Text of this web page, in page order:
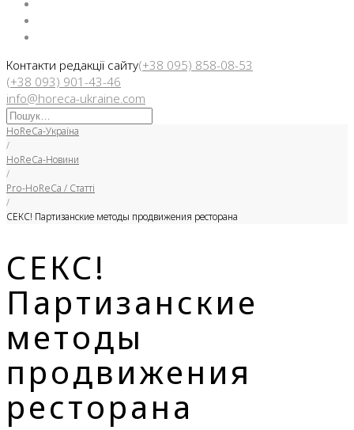
Контакти редакції сайту(+38 095) 858-08-53
(+38 093) 901-43-46
info@horeca-ukraine.com
Искать:
HoReCa-Україна
/
HoReCa-Новини
/
Pro-HoReCa / Статті
/
СЕКС! Партизанские методы продвижения ресторана
СЕКС!
Партизанские
методы
продвижения
ресторана